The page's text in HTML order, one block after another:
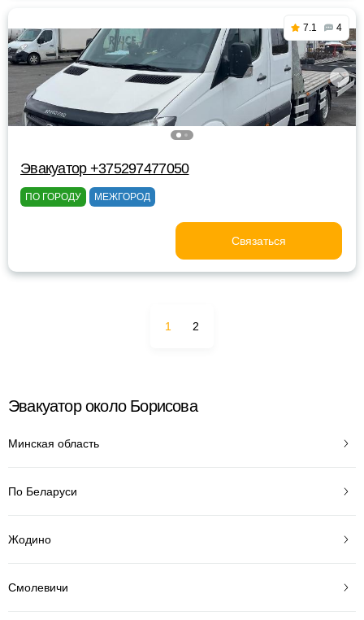
7.1 4
Эвакуатор +375297477050
ПО ГОРОДУ МЕЖГОРОД
Связаться
1 2
Эвакуатор около Борисова
Минская область
По Беларуси
Жодино
Смолевичи